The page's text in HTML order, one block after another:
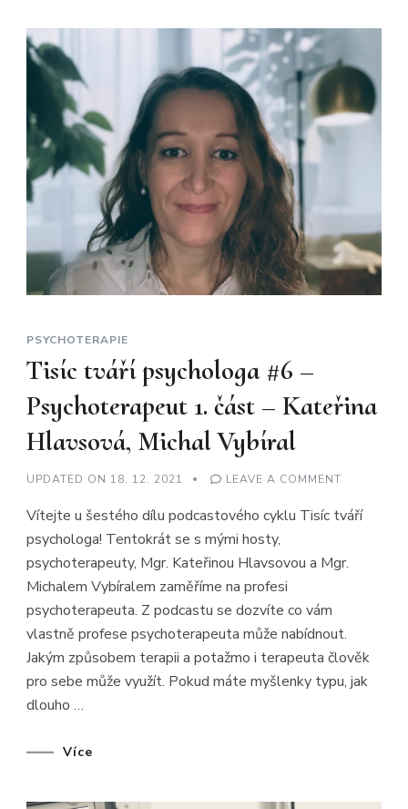
PSYCHOTERAPIE
Tisíc tváří psychologa #6 –
Psychoterapeut 1. část – Kateřina
Hlavsová, Michal Vybíral
UPDATED ON 18. 12. 2021 LEAVE A COMMENT
1.
MICHAL
Vítejte u šestého dílu podcastového cyklu Tisíc tváří
psychologa! Tentokrát se s mými hosty,
psychoterapeuty, Mgr. Kateřinou Hlavsovou a Mgr.
Michalem Vybíralem zaměříme na profesi
psychoterapeuta. Z podcastu se dozvíte co vám
vlastně profese psychoterapeuta může nabídnout.
Jakým způsobem terapii a potažmo i terapeuta člověk
pro sebe může využít. Pokud máte myšlenky typu, jak
dlouho …
Více